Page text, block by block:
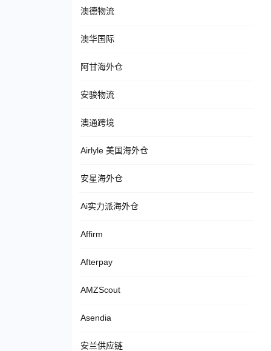
澳德物流
澳华国际
阿甘海外仓
安骏物流
澳通跨境
Airlyle 美国海外仓
安星海外仓
Ai实力派海外仓
Affirm
Afterpay
AMZScout
Asendia
安兰供应链